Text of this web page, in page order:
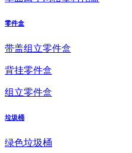
零件盒
带盖组立零件盒
背挂零件盒
组立零件盒
垃圾桶
绿色垃圾桶